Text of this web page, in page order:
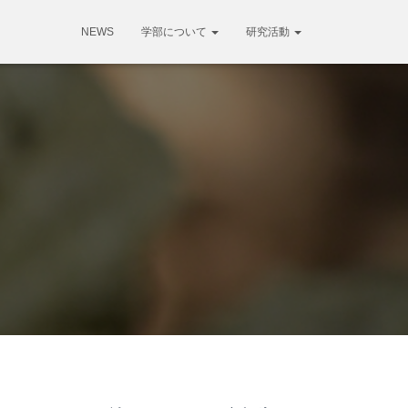
NEWS 学部について 研究活動